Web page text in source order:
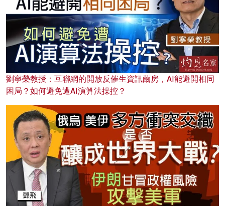
劉寧榮教授：互聯網的開放反催生資訊繭房，AI能避開相同
困局？如何避免遭AI演算法操控？